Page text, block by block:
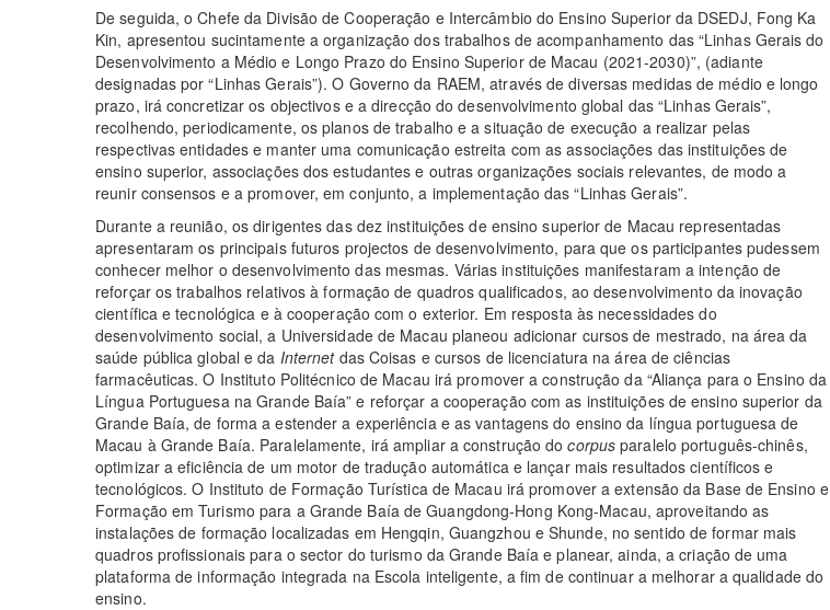
De seguida, o Chefe da Divisão de Cooperação e Intercâmbio do Ensino Superior da DSEDJ, Fong Ka
Kin, apresentou sucintamente a organização dos trabalhos de acompanhamento das “Linhas Gerais do
Desenvolvimento a Médio e Longo Prazo do Ensino Superior de Macau (2021-2030)”, (adiante
designadas por “Linhas Gerais”). O Governo da RAEM, através de diversas medidas de médio e longo
prazo, irá concretizar os objectivos e a direcção do desenvolvimento global das “Linhas Gerais”,
recolhendo, periodicamente, os planos de trabalho e a situação de execução a realizar pelas
respectivas entidades e manter uma comunicação estreita com as associações das instituições de
ensino superior, associações dos estudantes e outras organizações sociais relevantes, de modo a
reunir consensos e a promover, em conjunto, a implementação das “Linhas Gerais”.
Durante a reunião, os dirigentes das dez instituições de ensino superior de Macau representadas
apresentaram os principais futuros projectos de desenvolvimento, para que os participantes pudessem
conhecer melhor o desenvolvimento das mesmas. Várias instituições manifestaram a intenção de
reforçar os trabalhos relativos à formação de quadros qualificados, ao desenvolvimento da inovação
científica e tecnológica e à cooperação com o exterior. Em resposta às necessidades do
desenvolvimento social, a Universidade de Macau planeou adicionar cursos de mestrado, na área da
saúde pública global e da Internetdas Coisas e cursos de licenciatura na área de ciências
farmacêuticas. O Instituto Politécnico de Macau irá promover a construção da “Aliança para o Ensino da
Língua Portuguesa na Grande Baía” e reforçar a cooperação com as instituições de ensino superior da
Grande Baía, de forma a estender a experiência e as vantagens do ensino da língua portuguesa de
Macau à Grande Baía. Paralelamente, irá ampliar a construção docorpus paralelo português-chinês,
optimizar a eficiência de um motor de tradução automática e lançar mais resultados científicos e
tecnológicos. O Instituto de Formação Turística de Macau irá promover a extensão da Base de Ensino e
Formação em Turismo para a Grande Baía de Guangdong-Hong Kong-Macau, aproveitando as
instalações de formação localizadas em Hengqin, Guangzhou e Shunde, no sentido de formar mais
quadros profissionais para o sector do turismo da Grande Baía e planear, ainda, a criação de uma
plataforma de informação integrada na Escola inteligente, a fim de continuar a melhorar a qualidade do
ensino.